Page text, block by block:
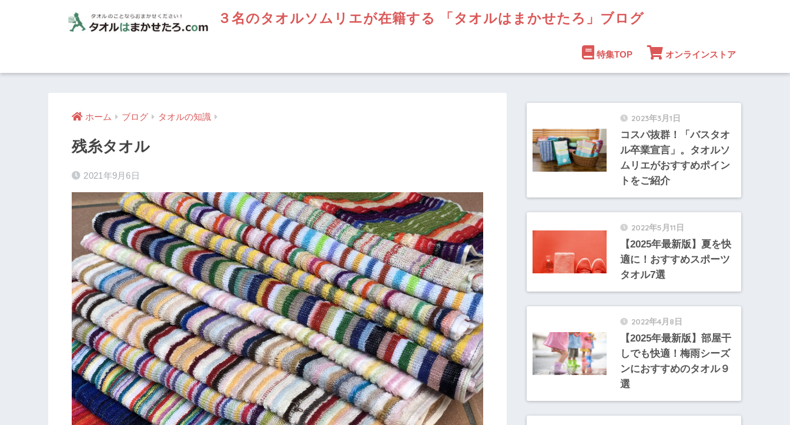
３名のタオルソムリエが在籍する 「タオルはまかせたろ」ブログ
特集TOP オンラインストア
ホーム ブログ タオルの知識
残糸タオル
2021年9月6日
2023年3月1日
コスパ抜群！「バスタオ
ル卒業宣言」。タオルソ
ムリエがおすすめポイン
トをご紹介
2022年5月11日
【2025年最新版】夏を快
適に！おすすめスポーツ
タオル7選
2022年4月8日
【2025年最新版】部屋干
しでも快適！梅雨シーズ
ンにおすすめのタオル９
選